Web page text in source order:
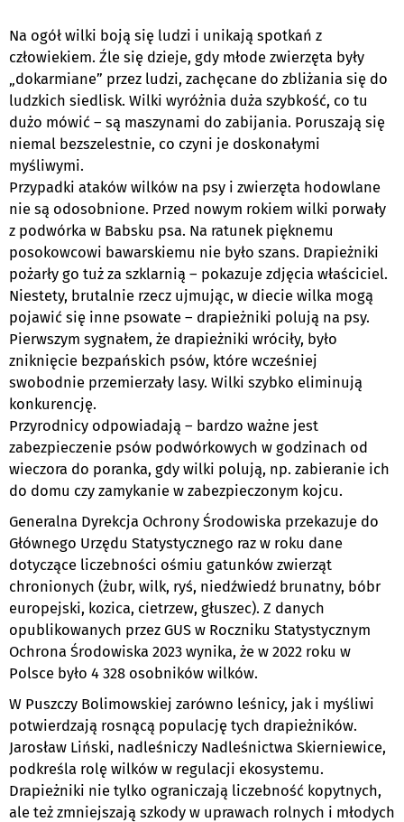
Na ogół wilki boją się ludzi i unikają spotkań z
człowiekiem. Źle się dzieje, gdy młode zwierzęta były
„dokarmiane” przez ludzi, zachęcane do zbliżania się do
ludzkich siedlisk. Wilki wyróżnia duża szybkość, co tu
dużo mówić – są maszynami do zabijania. Poruszają się
niemal bezszelestnie, co czyni je doskonałymi
myśliwymi.
Przypadki ataków wilków na psy i zwierzęta hodowlane
nie są odosobnione. Przed nowym rokiem wilki porwały
z podwórka w Babsku psa. Na ratunek pięknemu
posokowcowi bawarskiemu nie było szans. Drapieżniki
pożarły go tuż za szklarnią – pokazuje zdjęcia właściciel.
Niestety, brutalnie rzecz ujmując, w diecie wilka mogą
pojawić się inne psowate – drapieżniki polują na psy.
Pierwszym sygnałem, że drapieżniki wróciły, było
zniknięcie bezpańskich psów, które wcześniej
swobodnie przemierzały lasy. Wilki szybko eliminują
konkurencję.
Przyrodnicy odpowiadają – bardzo ważne jest
zabezpieczenie psów podwórkowych w godzinach od
wieczora do poranka, gdy wilki polują, np. zabieranie ich
do domu czy zamykanie w zabezpieczonym kojcu.
Generalna Dyrekcja Ochrony Środowiska przekazuje do
Głównego Urzędu Statystycznego raz w roku dane
dotyczące liczebności ośmiu gatunków zwierząt
chronionych (żubr, wilk, ryś, niedźwiedź brunatny, bóbr
europejski, kozica, cietrzew, głuszec). Z danych
opublikowanych przez GUS w Roczniku Statystycznym
Ochrona Środowiska 2023 wynika, że w 2022 roku w
Polsce było 4 328 osobników wilków.
W Puszczy Bolimowskiej zarówno leśnicy, jak i myśliwi
potwierdzają rosnącą populację tych drapieżników.
Jarosław Liński, nadleśniczy Nadleśnictwa Skierniewice,
podkreśla rolę wilków w regulacji ekosystemu.
Drapieżniki nie tylko ograniczają liczebność kopytnych,
ale też zmniejszają szkody w uprawach rolnych i młodych